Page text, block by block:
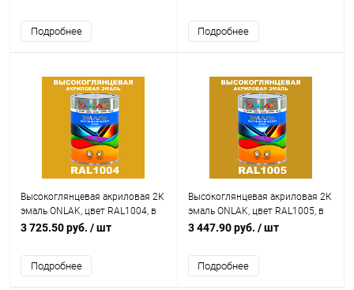
Подробнее Подробнее
Высокоглянцевая акриловая 2К
эмаль ONLAK, цвет RAL1004, в
комплекте с отвердителем
3 725.50 руб. / шт
Подробнее
Высокоглянцевая акриловая 2К
эмаль ONLAK, цвет RAL1005, в
комплекте с отвердителем
3 447.90 руб. / шт
Подробнее